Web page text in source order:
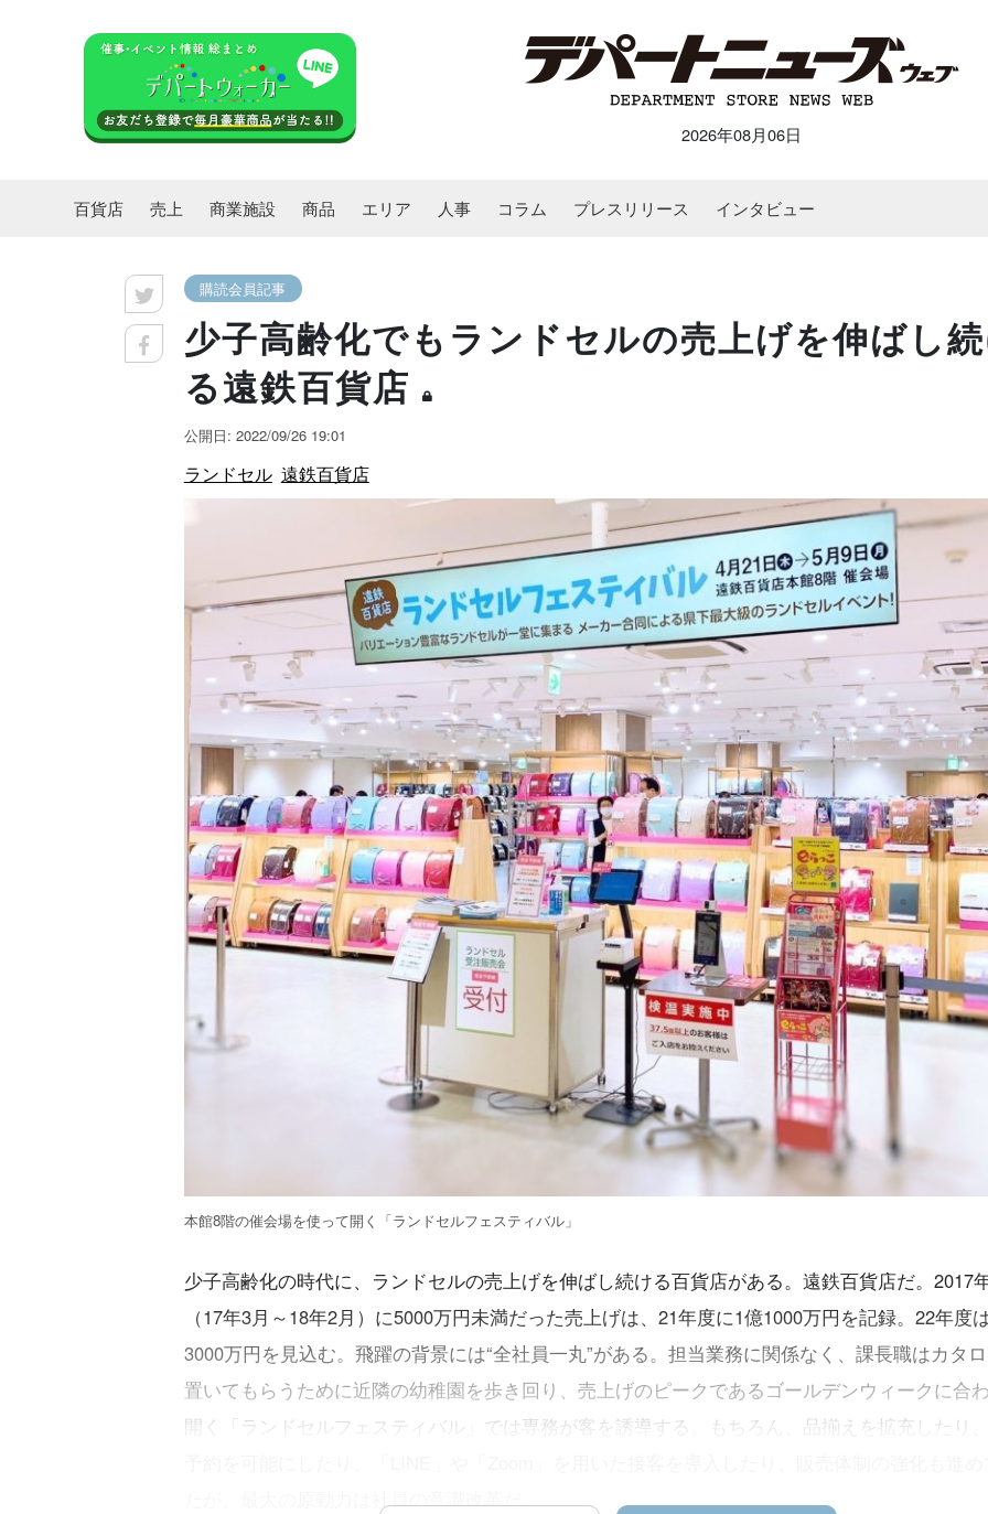
2026年08月06日
百貨店 売上 商業施設 商品 エリア 人事 コラム プレスリリース インタビュー
購読会員記事
少子高齢化でもランドセルの売上げを伸ばし
る遠鉄百貨店
公開日: 2022/09/26 19:01
ランドセル 遠鉄百貨店
本館8階の催会場を使って開く「ランドセルフェスティバル」
少子高齢化の時代に、ランドセルの売上げを伸ばし続ける百貨店がある。遠鉄百貨店だ。2017
（17年3月～18年2月）に5000万円未満だった売上げは、21年度に1億1000万円を記録。22年度
3000万円を見込む。飛躍の背景には“全社員一丸”がある。担当業務に関係なく、課長職はカタ
置いてもらうために近隣の幼稚園を歩き回り、売上げのピークであるゴールデンウィークに合
開く「ランドセルフェスティバル」では専務が客を誘導する。もちろん、品揃えを拡充したり
たが、最大の原動力は社員の意識改革だ。